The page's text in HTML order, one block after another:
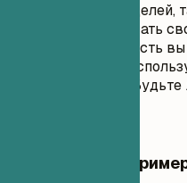
Избегайте общих
роль, чтобы развивать
знать, какую ценность
хотите от них. Не
лица (я, мне, мой).
Практические